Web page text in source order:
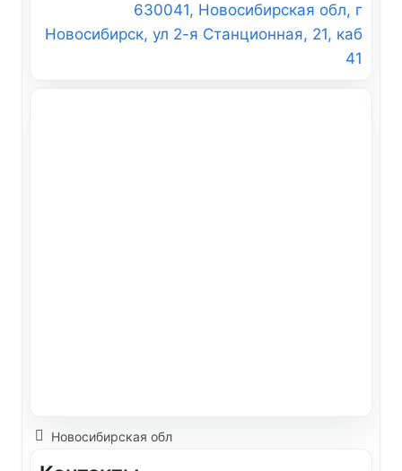
630041, Новосибирская обл, г
Новосибирск, ул 2-я Станционная, 21, каб
41
Новосибирская обл